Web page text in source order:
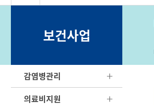
보건사업
감염병관리
의료비지원